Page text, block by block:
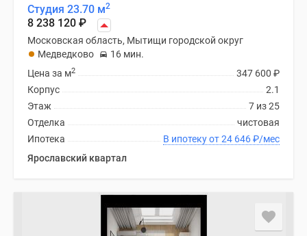
Студия 23.70 м2
8 238 120 ₽
Московская область, Мытищи городской округ
Медведково
16 мин.
347 600 ₽
Цена за м2
2.1
Корпус
7 из 25
Этаж
чистовая
Отделка
В ипотеку от 24 646₽/мес
Ипотека
Ярославский квартал